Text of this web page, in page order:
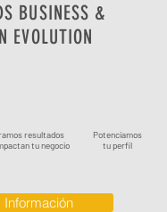
BUSINESS &
EVOLUTION
resultados
tu negocio
Potenciamos
tu perfil
Información